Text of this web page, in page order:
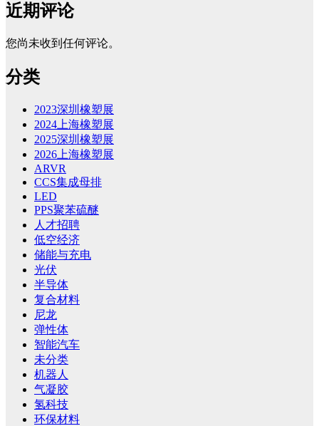
近期评论
您尚未收到任何评论。
分类
2023深圳橡塑展
2024上海橡塑展
2025深圳橡塑展
2026上海橡塑展
ARVR
CCS集成母排
LED
PPS聚苯硫醚
人才招聘
低空经济
储能与充电
光伏
半导体
复合材料
尼龙
弹性体
智能汽车
未分类
机器人
气凝胶
氢科技
环保材料